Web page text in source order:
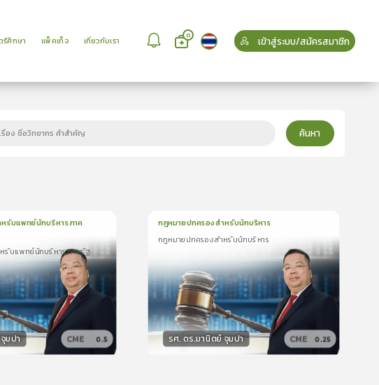
ศึกษา แพ็คเก็จ เกี่ยวกับเรา
0 เข้าสู่ระบบ/สมัครสมาชิก
ค้นหา
CME 0.5
รับแพทย์นักบริหารภาค
รับแพทย์นักบริหารภาครัฐ
มปา
บแพทย์นักบริหาร
ลำดับ)
299
CME 0.25
กฎหมายปกครองสำหรับนักบริหาร
กฎหมายปกครองสำหรับนักบริหาร
รศ. ดร.มานิตย์ จุมปา
1 บทเรียน 28นาที
กฎหมายปกครองสำหรับนักบริหาร
0.0(0ลำดับ)
299